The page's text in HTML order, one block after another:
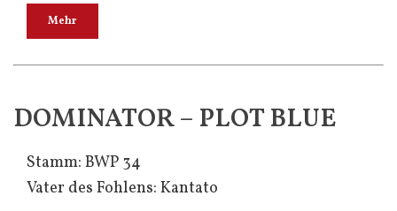
Mehr
DOMINATOR – PLOT BLUE
Stamm: BWP 34
Vater des Fohlens: Kantato